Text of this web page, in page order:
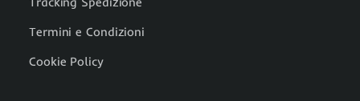
Termini e Condizioni
Cookie Policy